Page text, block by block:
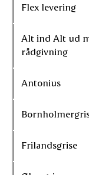
Flex levering
Alt ind Alt ud
rådgivning
Antonius
Frilandsgrise